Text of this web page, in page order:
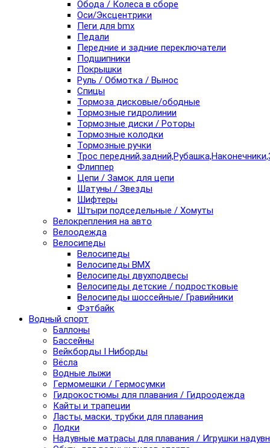
Обода / Колеса в сборе
Оси/Эксцентрики
Пеги для bmx
Педали
Передние и задние переключатели
Подшипники
Покрышки
Руль / Обмотка / Вынос
Спицы
Тормоза дисковые/ободные
Тормозные гидролинии
Тормозные диски / Роторы
Тормозные колодки
Тормозные ручки
Трос
Флиппер
Цепи / Замок для цепи
Шатуны / Звезды
Шифтеры
Штыри подседельные / Хомуты
Велокрепления на авто
Велоодежда
Велосипеды
Велосипеды
Велосипеды BMX
Велосипеды двухподвесы
Велосипеды детские / подростковые
Велосипеды шоссейные/ Гравийники
Фэтбайк
Водный спорт
Баллоны
Бассейны
Вейкборды I Ниборды
Вёсла
Водные лыжи
Гермомешки / Гермосумки
Гидрокостюмы для плавания / Гидроодежда
Кайты и трапеции
Ласты, маски, трубки для плавания
Лодки
Надувные матрасы для плавания / Игрушки